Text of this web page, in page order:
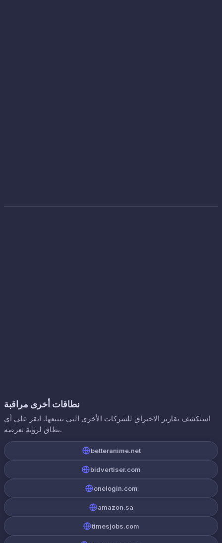
نطاقات أخرى مراقبة
استكشف تقارير الاختراق للشركات الأخرى التي نتتبعها. انقر على أي
نطاق لرؤية تعرضه.
betteranime.net
bidvertiser.com
onelogin.com
amazon.sa
timesjobs.com